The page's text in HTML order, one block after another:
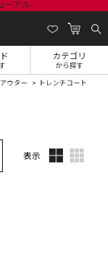
カテゴリ
から探す
アウター トレンチコート
表示